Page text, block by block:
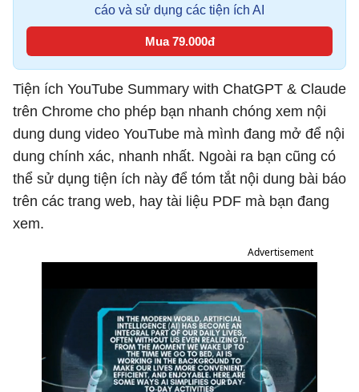
cáo và sử dụng các tiện ích AI
Mua 79.000đ
Tiện ích YouTube Summary with ChatGPT & Claude
trên Chrome cho phép bạn nhanh chóng xem nội
dung dung video YouTube mà mình đang mở để nội
dung chính xác, nhanh nhất. Ngoài ra bạn cũng có
thể sử dụng tiện ích này để tóm tắt nội dung bài báo
trên các trang web, hay tài liệu PDF mà bạn đang
xem.
Advertisement